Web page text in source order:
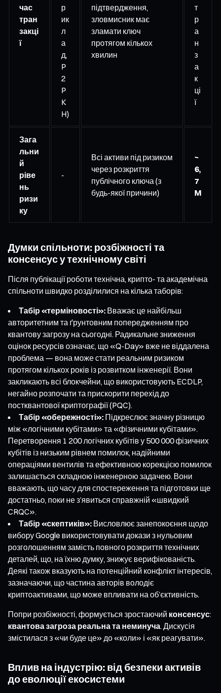
час
тран
закці
ї
р
ик
л
а
д,
P
2
P
K
H)
підтвердження,
зловмисник має
зламати ключ
протягом кількох
хвилин
т
р
а
н
з
а
к
ці
ї
Зага
льни
й
ріве
нь
ризи
ку
-
Всі активи під ризиком
через розкриття
публічного ключа (з
будь-якої причини)
~
6,
7
M
Думки спільноти: розбіжності та
консенсус у технічному світі
Після публікації роботи технічна, крипто- та академічна
спільноти швидко розділилися на кілька таборів:
Табір «терміновості»: Вважає це найбільш
авторитетним та ґрунтовним попередженням про
квантову загрозу на сьогодні. Радикальне зниження
оцінок ресурсів означає, що «Q-Day» вже не віддалена
проблема — вона може стати реальним ризиком
протягом кількох років із розвитком інженерії. Вони
закликають всі блокчейни, що використовують ECDLP,
негайно розпочати та прискорити перехід до
постквантової криптографії (PQC).
Табір «обережності»: Підкреслює значну різницю
між «логічними кубітами» та «фізичними кубітами».
Перетворення 1 200 логічних кубітів у 500 000 фізичних
кубітів із низьким рівнем помилок, надійними
операціями вентилів та ефективною корекцією помилок
залишається складною інженерною задачею. Вони
вважають, що часу для спостереження та підготовки ще
достатньо, поки не з’явиться справжній «швидкий
CRQC».
Табір «скептиків»: Висловлює занепокоєння щодо
вибору Google використовувати докази з нульовим
розголошенням замість повного розкриття технічних
деталей, що, на їхню думку, знижує верифікованість.
Деякі також вказують на потенційний конфлікт інтересів,
зазначаючи, що частина авторів володіє
криптоактивами, що може впливати на об’єктивність.
Попри розбіжності, формується зростаючий консенсус:
квантова загроза реальна та неминуча. Дискусія
змістилася з «чи буде це» до «коли» і «як реагувати».
Вплив на індустрію: від безпеки активів
до еволюції екосистеми